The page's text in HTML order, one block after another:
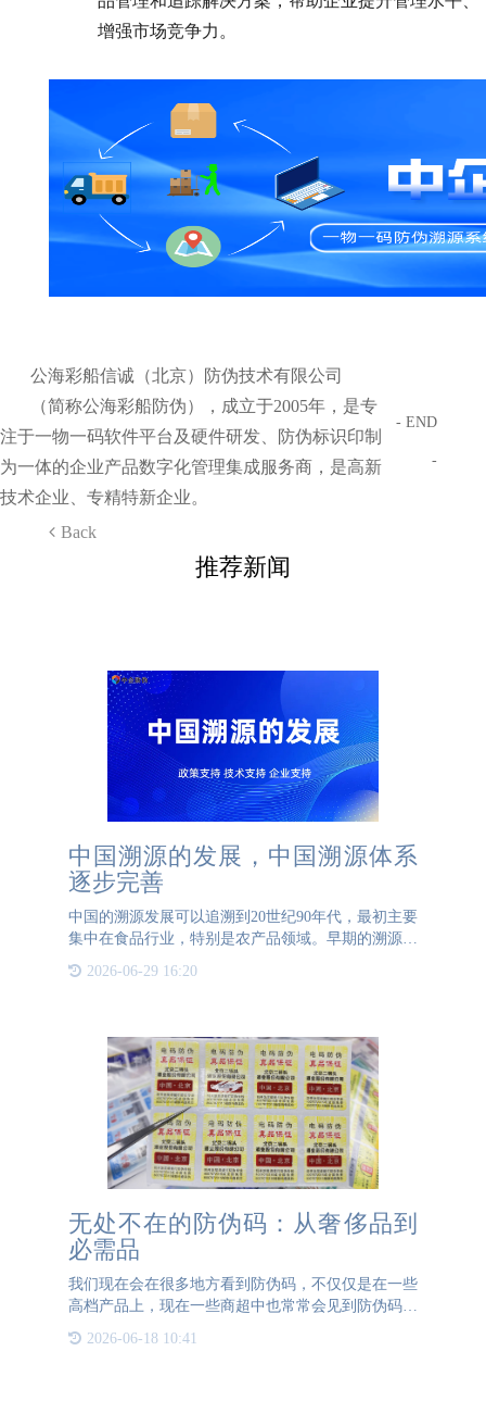
增强市场竞争力。
公海彩船信诚（北京）防伪技术有限公司
（简称公海彩船防伪），成立于2005年，是专
注于一物一码软件平台及硬件研发、防伪标识印制
为一体的企业产品数字化管理集成服务商，是高新
技术企业、专精特新企业。
Back
- END
-
推荐新闻
中国溯源的发展，中国溯源体系
逐步完善
中国的溯源发展可以追溯到20世纪90年代，最初主要
集中在食品行业，特别是农产品领域。早期的溯源系
但由于信息孤岛现象严重，数据共享困难，效果并不
2026-06-29 16:20
无处不在的防伪码：从奢侈品到
必需品
我们现在会在很多地方看到防伪码，不仅仅是在一些
高档产品上，现在一些商超中也常常会见到防伪码的
影子。一方面是消费者对于各类产品都有防伪的需
求，另一方面是企业的竞争越来越严重，做了防伪码
2026-06-18 10:41